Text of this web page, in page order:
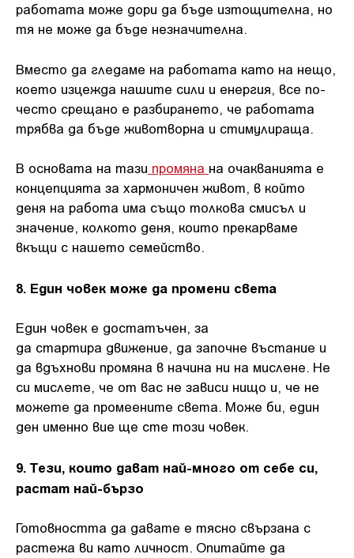
работата може дори да бъде изтощителна, но
тя не може да бъде незначителна.
Вместо да гледаме на работата като на нещо,
което изцежда нашите сили и енергия, все по-
често срещано е разбирането, че работата
трябва да бъде животворна и стимулираща.
В основата на тази промяна на очакванията е
концепцията за хармоничен живот, в който
деня на работа има също толкова смисъл и
значение, колкото деня, които прекарваме
вкъщи с нашето семейство.
8. Един човек може да промени света
Един човек е достатъчен, за
да стартира движение, да започне въстание и
да вдъхнови промяна в начина ни на мислене. Не
си мислете, че от вас не зависи нищо и, че не
можете да промеените света. Може би, един
ден именно вие ще сте този човек.
9. Тези, които дават най-много от себе си,
растат най-бързо
Готовността да давате е тясно свързана с
растежа ви като личност. Опитайте да